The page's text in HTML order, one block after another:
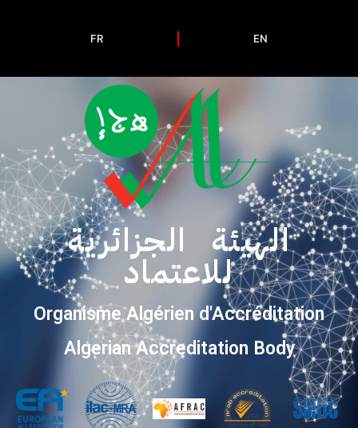
FR EN
الهيئة الجزائرية
للاعتماد
Organisme Algérien d'Accréditation
Algerian Accreditation Body